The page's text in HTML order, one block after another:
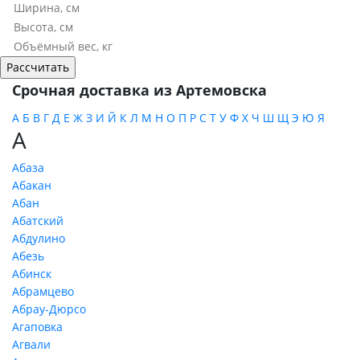
Срочная доставка из Артемовска
А Б В Г Д Е Ж З И Й К Л М Н О П Р С Т У Ф Х Ч Ш Щ Э Ю Я
А
Абаза
Абакан
Абан
Абатский
Абдулино
Абезь
Абинск
Абрамцево
Абрау-Дюрсо
Агаповка
Агвали